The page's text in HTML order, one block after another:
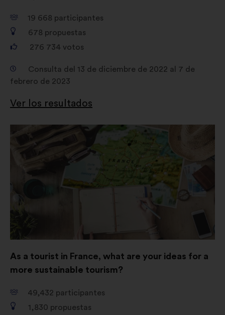
19 668 participantes
678 propuestas
276 734 votos
Consulta del 13 de diciembre de 2022 al 7 de
febrero de 2023
Ver los resultados
As a tourist in France, what are your ideas for a
more sustainable tourism?
49,432 participantes
1,830 propuestas
una
pestaña